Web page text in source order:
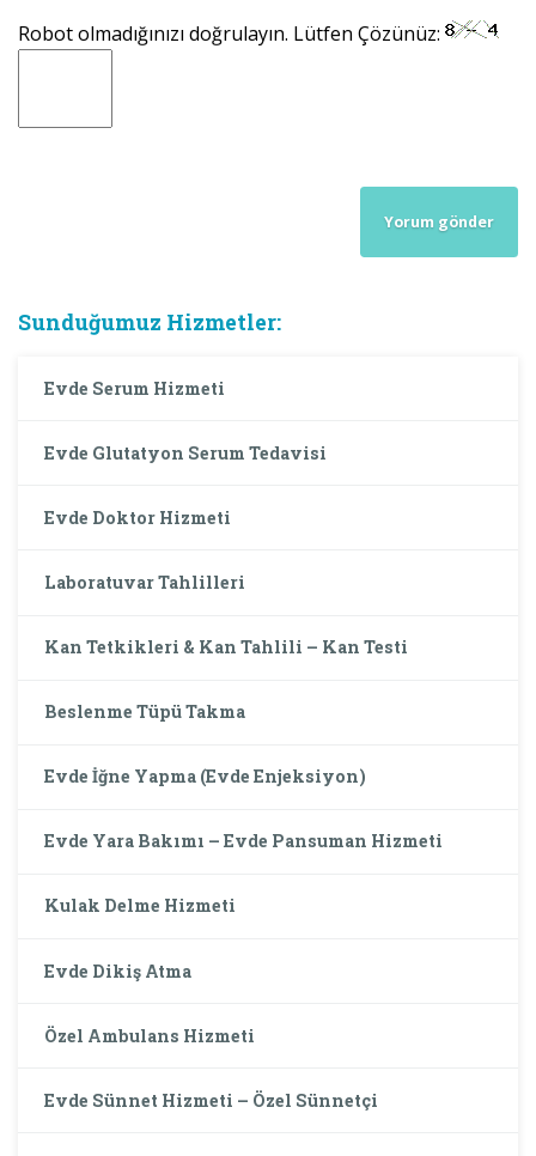
Robot olmadığınızı doğrulayın. Lütfen Çözünüz:
Sunduğumuz Hizmetler:
Evde Serum Hizmeti
Evde Glutatyon Serum Tedavisi
Evde Doktor Hizmeti
Laboratuvar Tahlilleri
Kan Tetkikleri & Kan Tahlili – Kan Testi
Beslenme Tüpü Takma
Evde İğne Yapma (Evde Enjeksiyon)
Evde Yara Bakımı – Evde Pansuman Hizmeti
Kulak Delme Hizmeti
Evde Dikiş Atma
Özel Ambulans Hizmeti
Evde Sünnet Hizmeti – Özel Sünnetçi